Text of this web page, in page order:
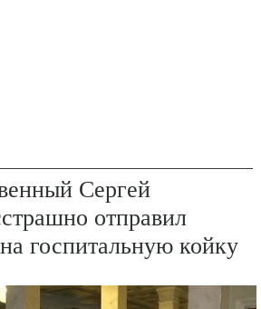
Сергей
отправил
госпитальную койку